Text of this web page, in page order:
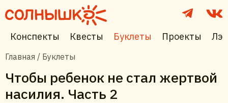
Конспекты Квесты Буклеты Проекты
Главная / Буклеты
Чтобы ребенок не стал жертвой
насилия. Часть 2